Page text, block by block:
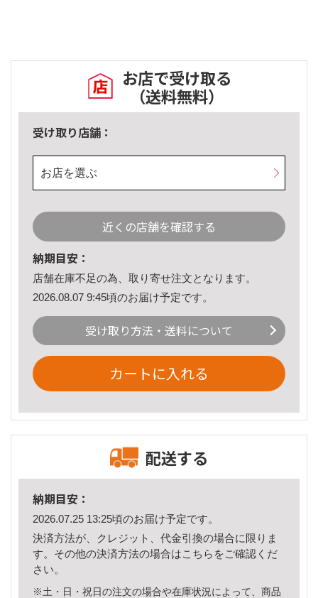
お店で受け取る
（送料無料）
受け取り店舗：
お店を選ぶ
近くの店舗を確認する
納期目安：
店舗在庫不足の為、取り寄せ注文となります。
2026.08.07 9:45頃のお届け予定です。
受け取り方法・送料について
カートに入れる
配送する
納期目安：
2026.07.25 13:25頃のお届け予定です。
決済方法が、クレジット、代金引換の場合に限りま
す。その他の決済方法の場合はこちら をご確認くだ
さい。
※土・日・祝日の注文の場合や在庫状況によって、商品